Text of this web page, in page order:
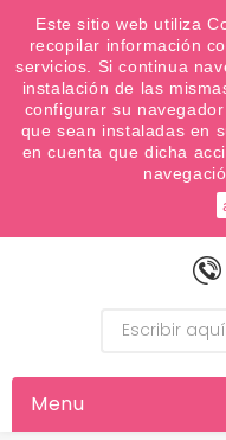
¿Quiere
semana?
Menu
Este sitio web utiliza
recopilar información
servicios. Si continua
instalación de las
configurar su
que sean instaladas en
en cuenta que dicha